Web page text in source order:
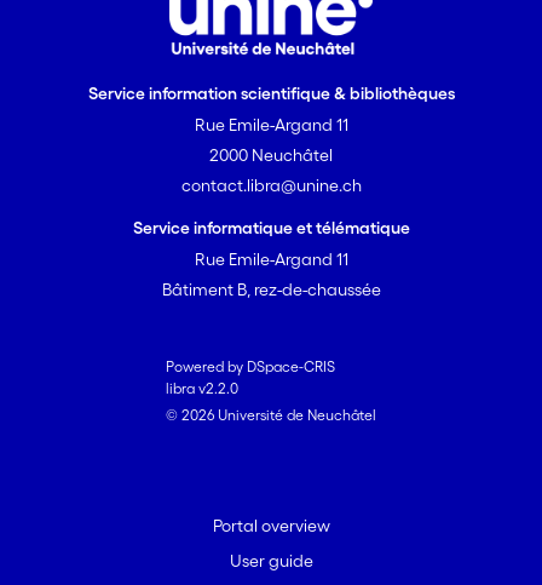
Service information scientifique & bibliothèques
Rue Emile-Argand 11
2000 Neuchâtel
contact.libra@unine.ch
Service informatique et télématique
Rue Emile-Argand 11
Bâtiment B, rez-de-chaussée
Powered by DSpace-CRIS
libra v2.2.0
© 2026 Université de Neuchâtel
Portal overview
User guide